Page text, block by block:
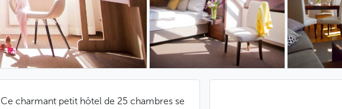
Ce charmant petit hôtel de 25 chambres se